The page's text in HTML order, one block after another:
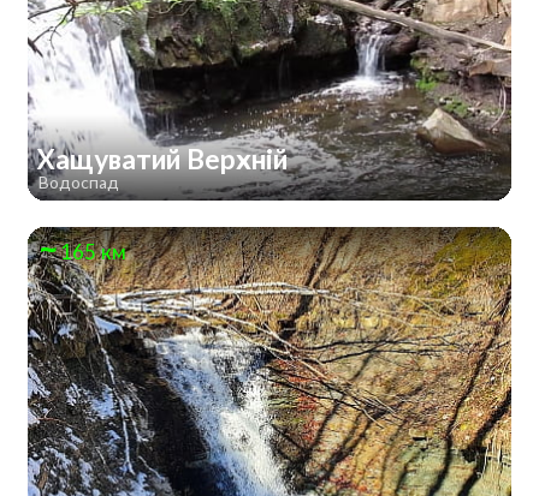
Хащуватий Верхній
Водоспад
165 км